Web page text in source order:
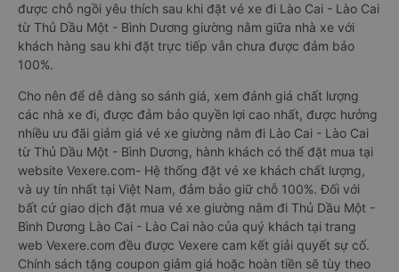
được chỗ ngồi yêu thích sau khi đặt vé xe đi Lào Cai - Lào Cai
từ Thủ Dầu Một - Bình Dương giường nằm giữa nhà xe với
khách hàng sau khi đặt trực tiếp vẫn chưa được đảm bảo
100%.
Cho nên để dễ dàng so sánh giá, xem đánh giá chất lượng
các nhà xe đi, được đảm bảo quyền lợi cao nhất, được hưởng
nhiều ưu đãi giảm giá vé xe giường nằm đi Lào Cai - Lào Cai
từ Thủ Dầu Một - Bình Dương, hành khách có thể đặt mua tại
website Vexere.com- Hệ thống đặt vé xe khách chất lượng,
và uy tín nhất tại Việt Nam, đảm bảo giữ chỗ 100%. Đối với
bất cứ giao dịch đặt mua vé xe giường nằm đi Thủ Dầu Một -
Bình Dương Lào Cai - Lào Cai nào của quý khách tại trang
web Vexere.com đều được Vexere cam kết giải quyết sự cố.
Chính sách tặng coupon giảm giá hoặc hoàn tiền sẽ tùy theo